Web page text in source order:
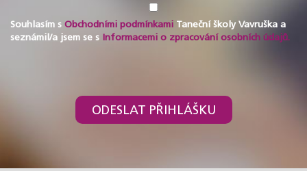
Souhlasím s Obchodními podmínkami Taneční školy Vavruška a
seznámil/a jsem se s Informacemi o zpracování osobních údajů.
ODESLAT PŘIHLÁŠKU